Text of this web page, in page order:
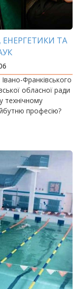
ЕНЕРГЕТИКИ ТА
Франківського
обласної ради
технічному
професію?